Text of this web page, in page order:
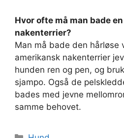
Hvor ofte må man bade
nakenterrier?
Man må bade den hårløse
amerikansk nakenterrier
hunden ren og pen, og
sjampo. Også de
bades med jevne
samme behovet.
Kategorier